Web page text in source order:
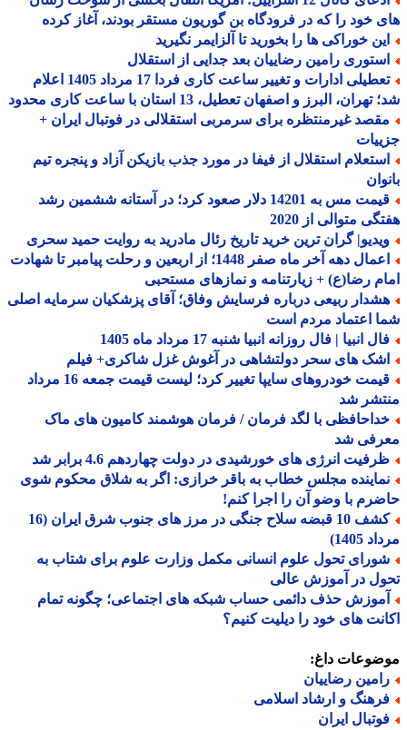
خود را که در فرودگاه بن گوریون مستقر بودند، آغاز کرده
خوراکی ها را بخورید تا آلزایمر نگیرید
رامین رضاییان بعد جدایی از استقلال
تعطیلی ادارات و تغییر ساعت کاری فردا 17 مرداد 1405 اعلام
البرز و اصفهان تعطیل، 13 استان با ساعت کاری محدود
غیرمنتظره برای سرمربی استقلالی در فوتبال ایران +
استقلال از فیفا در مورد جذب بازیکن آزاد و پنجره تیم
قیمت مس به 14201 دلار صعود کرد؛ در آستانه ششمین رشد
متوالی از 2020
گران ترین خرید تاریخ رئال مادرید به روایت حمید سحری
اعمال دهه آخر ماه صفر 1448؛ از اربعین و رحلت پیامبر تا شهادت
رضا(ع) + زیارتنامه و نمازهای مستحبی
ربیعی درباره فرسایش وفاق؛ آقای پزشکیان سرمایه اصلی
اعتماد مردم است
انبیا | فال روزانه انبیا شنبه 17 مرداد ماه 1405
های سحر دولتشاهی در آغوش غزل شاکری+ فیلم
قیمت خودروهای سایپا تغییر کرد؛ لیست قیمت جمعه 16 مرداد
شد
با لگد فرمان / فرمان هوشمند کامیون های ماک
شد
انرژی های خورشیدی در دولت چهاردهم 4.6 برابر شد
مجلس خطاب به باقر خرازی: اگر به شلاق محکوم شوی
با وضو آن را اجرا کنم!
کشف 10 قبضه سلاح جنگی در مرز های جنوب شرق ایران (16
1405)
تحول علوم انسانی مکمل وزارت علوم برای شتاب به
در آموزش عالی
حذف دائمی حساب شبکه های اجتماعی؛ چگونه تمام
های خود را دیلیت کنیم؟
داغ:
رضاییان
و ارشاد اسلامی
ایران